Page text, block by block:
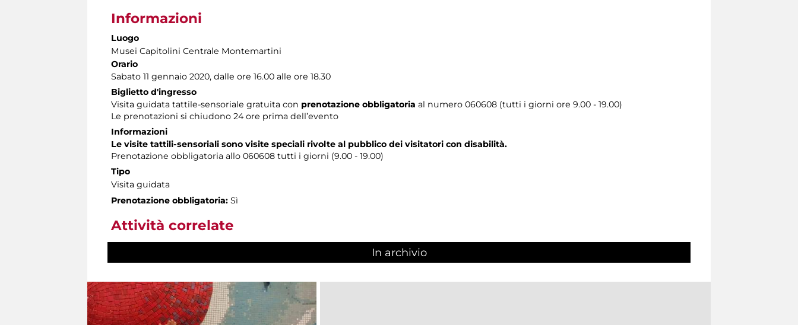
Informazioni
Luogo
Musei Capitolini Centrale Montemartini
Orario
Sabato 11 gennaio 2020, dalle ore 16.00 alle ore 18.30
Biglietto d'ingresso
Visita guidata tattile-sensoriale gratuita con prenotazione obbligatoria al numero 060608 (tutti i giorni ore 9.00 - 19.00)
Le prenotazioni si chiudono 24 ore prima dell’evento
Informazioni
Le visite tattili-sensoriali sono visite speciali rivolte al pubblico dei visitatori con disabilità.
Prenotazione obbligatoria allo 060608 tutti i giorni (9.00 - 19.00)
Tipo
Visita guidata
Prenotazione obbligatoria: Sì
Attività correlate
In archivio